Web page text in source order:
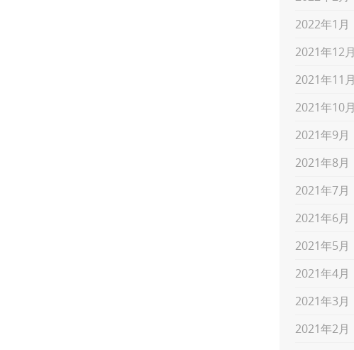
2022年1月
2021年12月
2021年11月
2021年10月
2021年9月
2021年8月
2021年7月
2021年6月
2021年5月
2021年4月
2021年3月
2021年2月